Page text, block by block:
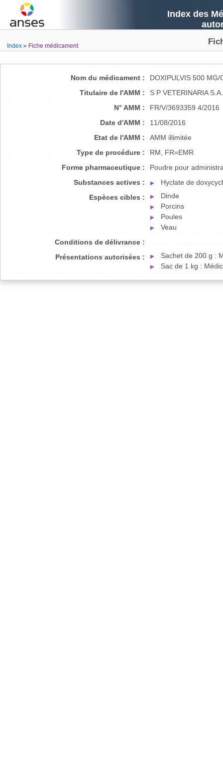
Index des
Index Fiche médicament
Nom du médicament :
DOXIPULVIS 500 MG/
Titulaire de l'AMM :
S P VETERINARIA S.A.
N° AMM :
FR/V/3693359 4/2016
Date d'AMM :
11/08/2016
Etat de l'AMM :
AMM illimitée
Type de procédure :
RM, FR=EMR
Forme pharmaceutique :
Poudre pour
Substances actives :
Hyclate de
Espèces cibles :
Dinde
Porcins
Poules
Veau
Conditions de délivrance :
Présentations autorisées :
Sachet de 200 g :
Sac de 1 kg :